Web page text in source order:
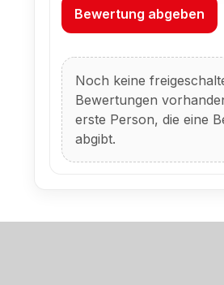
Bewertung abgeben
Noch keine
Bewertungen
erste Person, die eine
abgibt.